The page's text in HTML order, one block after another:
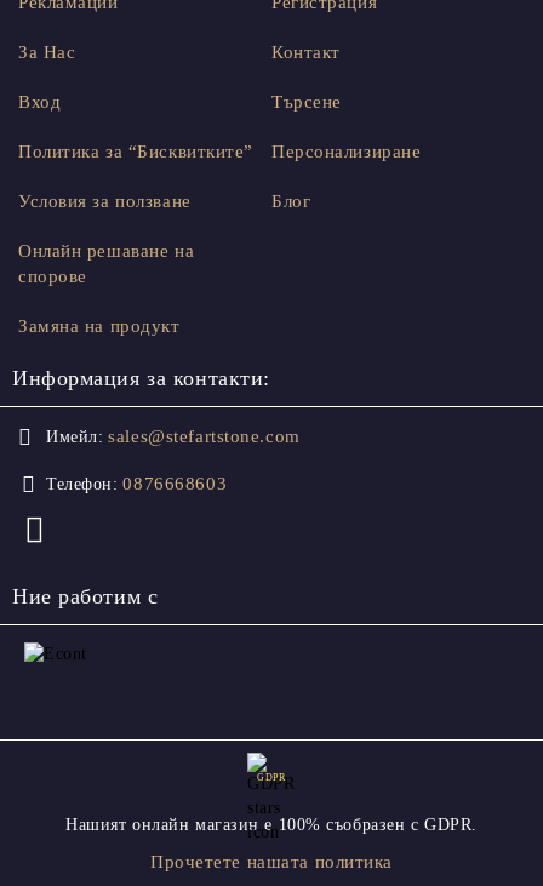
За Нас
Вход
Контакт
Търсене
Политика за “Бисквитките”
Условия за ползване
Онлайн решаване на
спорове
Замяна на продукт
Персонализиране
Блог
Информация за контакти:
Имейл: sales@stefartstone.com
Телефон: 0876668603
Ние работим с
GDPR
Нашият онлайн магазин е 100% съобразен с GDPR.
Прочетете нашата политика